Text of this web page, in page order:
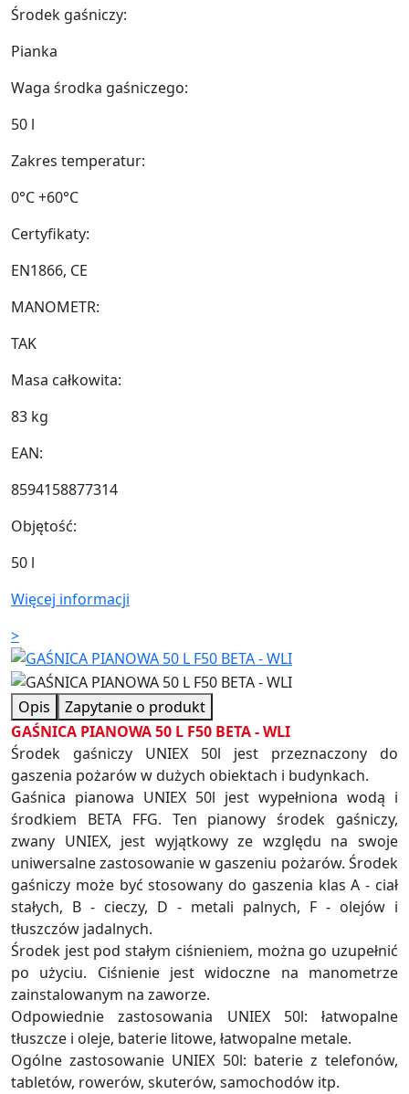
Środek gaśniczy:
Pianka
Waga środka gaśniczego:
50 l
Zakres temperatur:
0°C +60°C
Certyfikaty:
EN1866, CE
MANOMETR:
TAK
Masa całkowita:
83 kg
EAN:
8594158877314
Objętość:
50 l
Więcej informacji
>
Opis
Zapytanie o produkt
GAŚNICA PIANOWA 50 L F50 BETA - WLI
Środek gaśniczy UNIEX 50l jest przeznaczony do
gaszenia pożarów w dużych obiektach i budynkach.
Gaśnica pianowa UNIEX 50l jest wypełniona wodą i
środkiem BETA FFG. Ten pianowy środek gaśniczy,
zwany UNIEX, jest wyjątkowy ze względu na swoje
uniwersalne zastosowanie w gaszeniu pożarów. Środek
gaśniczy może być stosowany do gaszenia klas A - ciał
stałych, B - cieczy, D - metali palnych, F - olejów i
tłuszczów jadalnych.
Środek jest pod stałym ciśnieniem, można go uzupełnić
po użyciu. Ciśnienie jest widoczne na manometrze
zainstalowanym na zaworze.
Odpowiednie zastosowania UNIEX 50l: łatwopalne
tłuszcze i oleje, baterie litowe, łatwopalne metale.
Ogólne zastosowanie UNIEX 50l: baterie z telefonów,
tabletów, rowerów, skuterów, samochodów itp.